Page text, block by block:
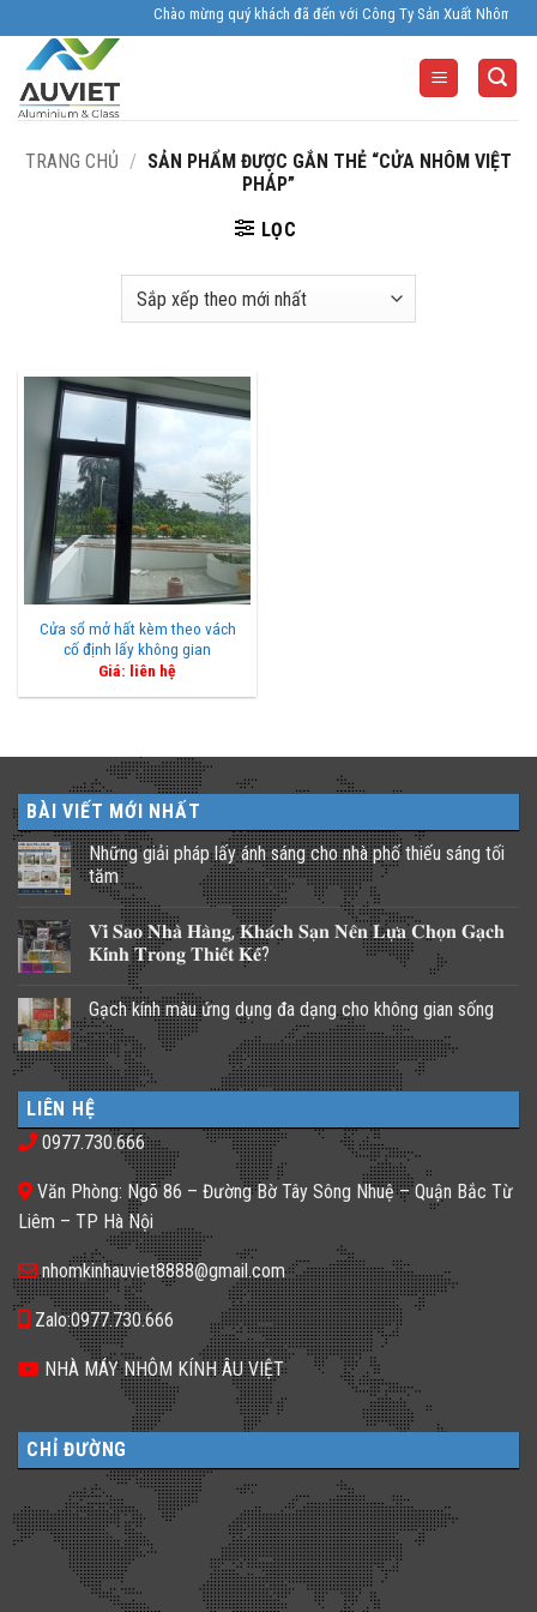
to
content
Chào mừng quý khách đã đến với Công Ty Sản Xuất Nhôm
TRANG CHỦ / SẢN PHẨM ĐƯỢC GẮN THẺ “CỬA NHÔM VIỆT
PHÁP”
LỌC
Cửa sổ mở hất kèm theo vách
cố định lấy không gian
Giá: liên hệ
BÀI VIẾT MỚI NHẤT
Những giải pháp lấy ánh sáng cho nhà phố thiếu sáng tối
tăm
Không
bình
luận
ở
pháp
lấy
ánh
sáng
cho
nhà
phố
thiếu
sáng
tối
𝐕𝐢̀ 𝐒𝐚𝐨 𝐍𝐡𝐚̀ 𝐇𝐚̀𝐧𝐠, 𝐊𝐡𝐚́𝐜𝐡 𝐒𝐚̣𝐧 𝐍𝐞̂𝐧 𝐋𝐮̛̣𝐚 𝐂𝐡𝐨̣𝐧 𝐆𝐚̣𝐜𝐡
𝐊𝐢́𝐧𝐡 𝐓𝐫𝐨𝐧𝐠 𝐓𝐡𝐢𝐞̂́𝐭 𝐊𝐞̂́?
bình
luận
ở
𝐕𝐢̀
𝐒𝐚𝐨
𝐍𝐡𝐚̀
𝐇𝐚̀𝐧𝐠,
𝐊𝐡𝐚́𝐜𝐡
𝐒𝐚̣𝐧
𝐍𝐞̂𝐧
𝐂𝐡𝐨̣𝐧
𝐆𝐚̣𝐜𝐡
𝐊𝐢́𝐧𝐡
𝐓𝐫𝐨𝐧𝐠
𝐓𝐡𝐢𝐞̂́𝐭
𝐊𝐞̂́?
Gạch kính màu ứng dụng đa dạng cho không gian sống
Không
có
bình
luận
ở
Gạch
kính
màu
đa
dạng
cho
không
gian
sống
LIÊN HỆ
0977.730.666
Văn Phòng: Ngõ 86 – Đường Bờ Tây Sông Nhuệ – Quận Bắc Từ
Liêm – TP Hà Nội
nhomkinhauviet8888@gmail.com
Zalo:0977.730.666
NHÀ MÁY NHÔM KÍNH ÂU VIỆT
CHỈ ĐƯỜNG